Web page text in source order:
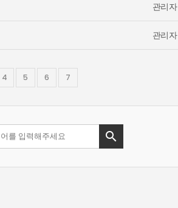
관리자
관리자
4 5 6 7
